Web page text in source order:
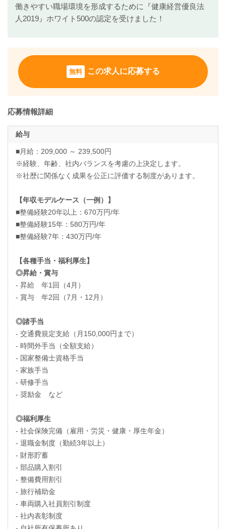
働きやすい職場環境を形成するために『健康経営優良法
人2019』ホワイト500の認定を受けました！
無料 この求人に応募する
応募情報詳細
給与
■月給：209,000 ～ 239,500円
※経験、年齢、社内バランスを考慮の上決定します。
※社歴に関係なく成果を公正に評価する制度があります。
【年収モデルケース（一例）】
■整備経験20年以上：670万円/年
■整備経験15年：580万円/年
■整備経験7年：430万円/年
【各種手当・福利厚生】
◎昇給・賞与
- 昇給 年1回（4月）
- 賞与 年2回（7月・12月）
◎諸手当
- 交通費規定支給（月150,000円まで）
- 時間外手当（全額支給）
- 国家整備士資格手当
- 家族手当
- 研修手当
- 奨励金 など
◎福利厚生
- 社会保険完備（雇用・労災・健康・厚生年金）
- 退職金制度（勤続3年以上）
- 財形貯蓄
- 部品購入割引
- 整備費用割引
- 旅行補助金
- 車両購入社員割引制度
- 社内表彰制度